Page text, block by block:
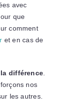
avec
que
comment
et en cas de
différence
nos
les autres.